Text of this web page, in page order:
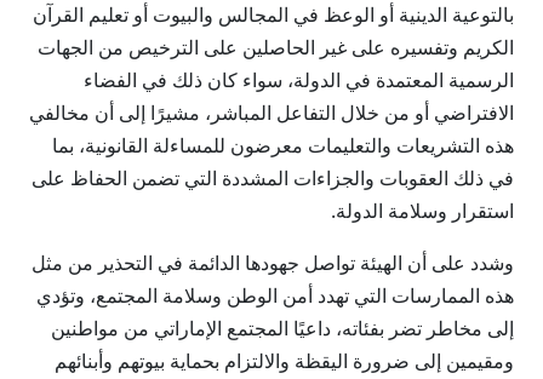
بالتوعية الدينية أو الوعظ في المجالس والبيوت أو تعليم القرآن
الكريم وتفسيره على غير الحاصلين على الترخيص من الجهات
الرسمية المعتمدة في الدولة، سواء كان ذلك في الفضاء
الافتراضي أو من خلال التفاعل المباشر، مشيرًا إلى أن مخالفي
هذه التشريعات والتعليمات معرضون للمساءلة القانونية، بما
في ذلك العقوبات والجزاءات المشددة التي تضمن الحفاظ على
استقرار وسلامة الدولة.
وشدد على أن الهيئة تواصل جهودها الدائمة في التحذير من مثل
هذه الممارسات التي تهدد أمن الوطن وسلامة المجتمع، وتؤدي
إلى مخاطر تضر بفئاته، داعيًا المجتمع الإماراتي من مواطنين
ومقيمين إلى ضرورة اليقظة والالتزام بحماية بيوتهم وأبنائهم